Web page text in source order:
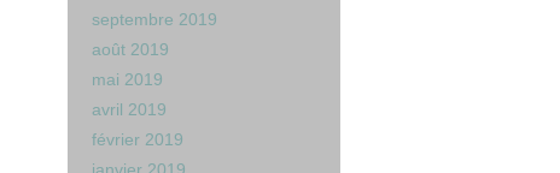
septembre 2019
août 2019
mai 2019
avril 2019
février 2019